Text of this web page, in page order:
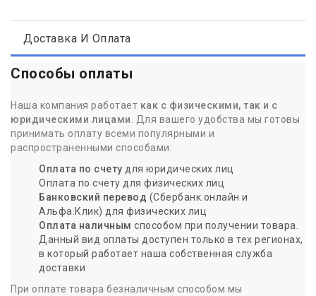
Доставка И Оплата
Способы оплаты
Наша компания работает как с физическими, так и с
юридическими лицами . Для вашего удобства мы готовы
принимать оплату всеми популярными и
распространенными способами:
Оплата по счету для юридических лиц
Оплата по счету для физических лиц
Банковский перевод (Сбербанк.онлайн и
Альфа.Клик) для физических лиц
Оплата наличным способом при получении товара.
Данный вид оплаты доступен только в тех регионах,
в который работает наша собственная служба
доставки
При оплате товара безналичным способом мы